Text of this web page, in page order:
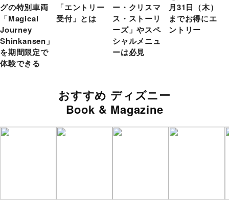
グの特別車両
「Magical
Journey
Shinkansen」
を期間限定で
体験できる
「エントリー
受付」とは
ー・クリスマ
ス・ストーリ
ーズ」やスペ
シャルメニュ
ーは必見
月31日（木）
までお得にエ
ントリー
おすすめ ディズニー
Book & Magazine